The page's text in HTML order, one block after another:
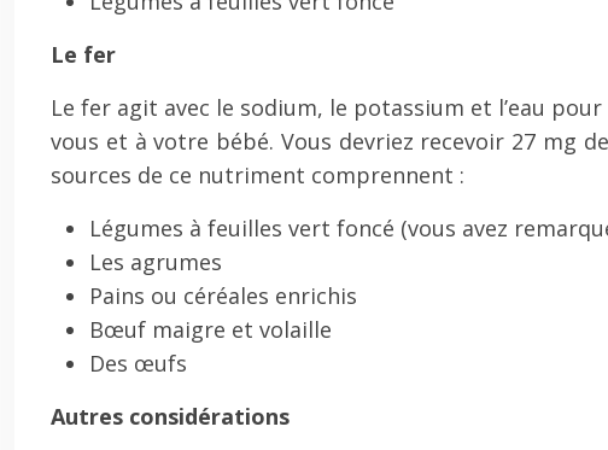
Le fer
Le fer agit avec le sodium, le potassium et l’eau
vous et à votre bébé. Vous devriez recevoir 27 mg
sources de ce nutriment comprennent :
Légumes à feuilles vert foncé (vous avez
Les agrumes
Pains ou céréales enrichis
Bœuf maigre et volaille
Des œufs
Autres considérations